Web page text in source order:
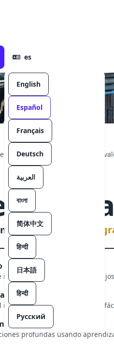
es
English
Español
Français
Deutsch
العربية
বাংলা
简体中文
हिन्दी
日本語
हिन्दी
Русский
ayuda a sacar información de
yuna prueba
Real
interpretación de datos
intuitiva de los datos para una
profundas usando